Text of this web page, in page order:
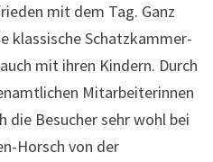
mit dem Tag. Ganz
klassische Schatzkammer-
mit ihren Kindern. Durch
Mitarbeiterinnen
Besucher sehr wohl bei
Horsch von der